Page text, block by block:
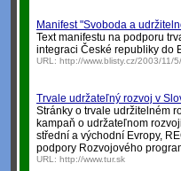
Manifest "Svoboda a
Text manifestu na podporu
integraci České republiky do
URL: http://www.blisty.cz/2003/11/
Trvale udržateľný rozvoj v
Stránky o trvale udržitelném
kampaň o udržateľnom
střední a východní Evropy,
podpory Rozvojového
URL: http://www.tur.sk